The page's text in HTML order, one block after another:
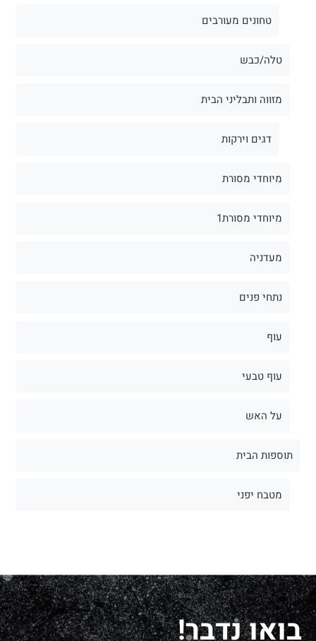
טחונים מעורבים
טלה/כבש
מזווה ותבליני הבית
דגים וירקות
מיוחדי מסורת
מיוחדי מסורת1
מעדניה
נתחי פנים
עוף
עוף טבעי
על האש
תוספות הבית
מטבח יפני
בואו נדבר!